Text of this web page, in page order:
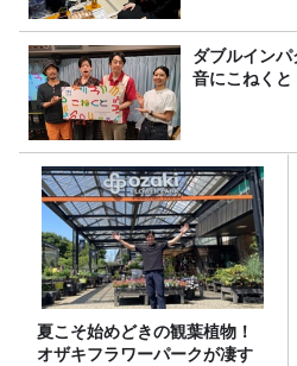
ダブルイン
音にこねくと
夏こそ始めどきの観葉植物！
オザキフラワーパークが凄す